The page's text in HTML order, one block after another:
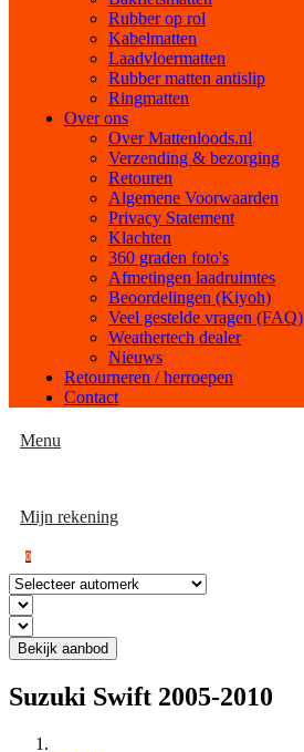
Rubber op rol
Kabelmatten
Laadvloermatten
Rubber matten antislip
Ringmatten
Over ons
Over Mattenloods.nl
Verzending & bezorging
Retouren
Algemene Voorwaarden
Privacy Statement
Klachten
360 graden foto's
Afmetingen laadruimtes
Beoordelingen (Kiyoh)
Veel gestelde vragen (FAQ)
Weathertech dealer
Nieuws
Retourneren / herroepen
Contact
Menu
Mijn rekening
0
Bekijk aanbod
Suzuki Swift 2005-2010